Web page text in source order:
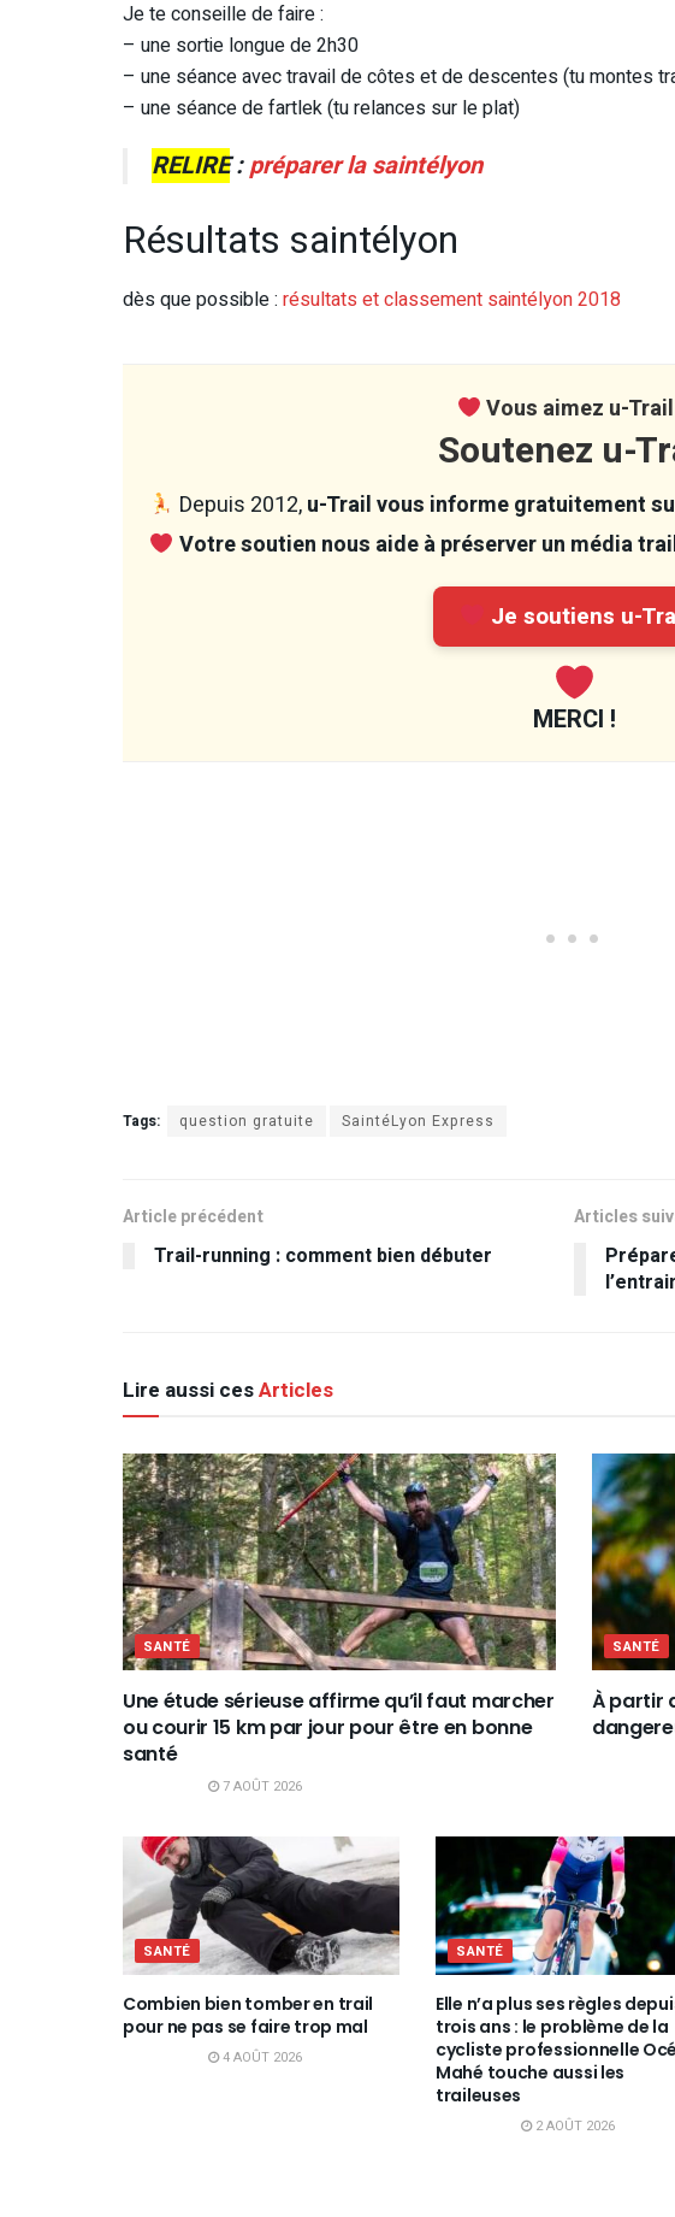
Je te conseille de faire :
– une sortie longue de 2h30
– une séance avec travail de côtes et de descentes (tu montes
– une séance de fartlek (tu relances sur le plat)
RELIRE:préparer la saintélyon
Résultats saintélyon
dès que possible : résultats et classement saintélyon 2018
Vous aimez u-
Soutenez u-
Depuis 2012,u-Trail vous informe gratuitement
Votre soutien nous aide à préserver un média
Je soutiens u-
MERCI !
Tags: question gratuite SaintéLyon Express
Article précédent
Trail-running : comment bien débuter
Articles
Lire aussi cesArticles
SANTÉ
Une étude sérieuse affirme qu’il faut marcher
ou courir 15 km par jour pour être en bonne
santé
7 AOÛT 2026
SANTÉ
À partir
SANTÉ
Combien bien tomber en trail
pour ne pas se faire trop mal
4 AOÛT 2026
SANTÉ
Elle n’a plus ses règles
trois ans : le problème de la
cycliste professionnelle
Mahé touche aussi les
traileuses
2 AOÛT 2026